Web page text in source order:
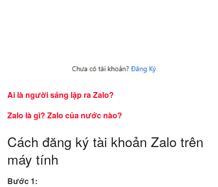
Ai là người sáng lập ra Zalo?
Zalo là gì? Zalo của nước nào?
Cách đăng ký tài khoản Zalo trên
máy tính
Bước 1: